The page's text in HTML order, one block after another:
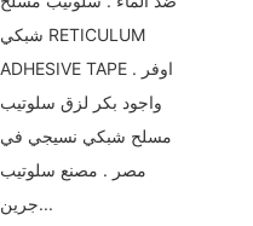
شبكي RETICULUM
ADHESIVE TAPE . اوفر
واجود بكر لزق سلوتيب
مسلح شبكي نسيجي في
مصر . مصنع سلوتيب
جرين...